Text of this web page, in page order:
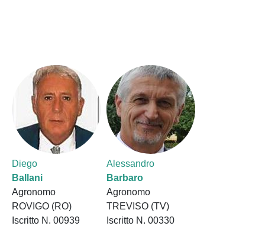
Diego
Ballani
Agronomo
ROVIGO (RO)
Iscritto N. 00939
Alessandro
Barbaro
Agronomo
TREVISO (TV)
Iscritto N. 00330